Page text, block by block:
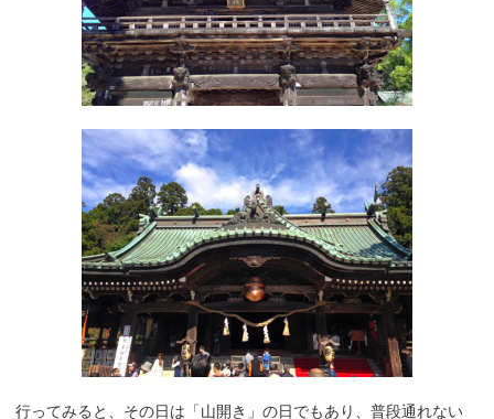
行ってみると、その日は「山開き」の日でもあり、普段通れない